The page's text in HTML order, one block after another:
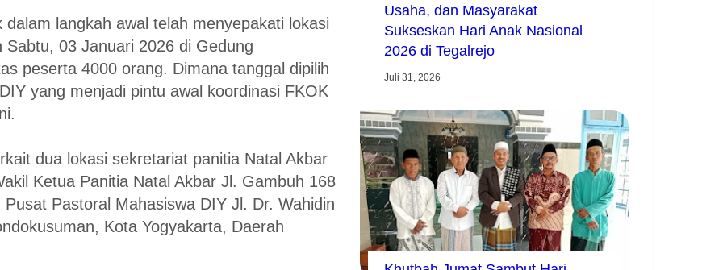
langkah awal telah menyepakati lokasi
03 Januari 2026 di Gedung
peserta 4000 orang. Dimana tanggal dipilih
yang menjadi pintu awal koordinasi FKOK
dua lokasi sekretariat panitia Natal Akbar
Ketua Panitia Natal Akbar Jl. Gambuh 168
Pastoral Mahasiswa DIY Jl. Dr. Wahidin
Kota Yogyakarta, Daerah
Usaha, dan Masyarakat
Sukseskan Hari Anak Nasional
2026 di Tegalrejo
Juli 31, 2026